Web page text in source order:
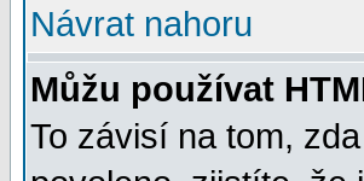
Návrat nahoru
Můžu používat
To závisí na tom,